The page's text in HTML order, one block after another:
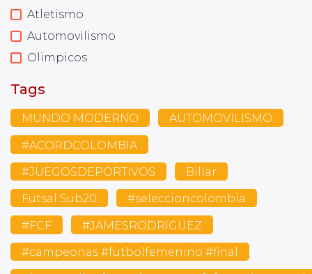
Atletismo
Automovilismo
Olimpicos
Tags
MUNDO MODERNO AUTOMOVILISMO
#ACORDCOLOMBIA
#JUEGOSDEPORTIVOS Billar
Futsal Sub20 #seleccioncolombia
#FCF #JAMESRODRIGUEZ
#campeonas #futbolfemenino #final